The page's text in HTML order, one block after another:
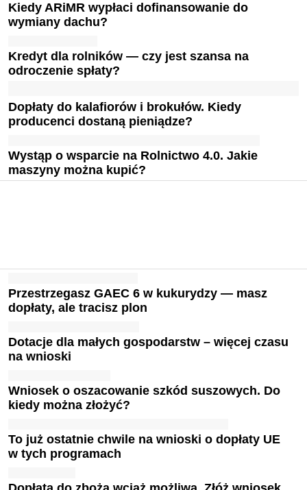
Kiedy ARiMR wypłaci dofinansowanie do
wymiany dachu?
Kredyt dla rolników — czy jest szansa na
odroczenie spłaty?
Dopłaty do kalafiorów i brokułów. Kiedy
producenci dostaną pieniądze?
Wystąp o wsparcie na Rolnictwo 4.0. Jakie
maszyny można kupić?
Przestrzegasz GAEC 6 w kukurydzy — masz
dopłaty, ale tracisz plon
Dotacje dla małych gospodarstw – więcej czasu
na wnioski
Wniosek o oszacowanie szkód suszowych. Do
kiedy można złożyć?
To już ostatnie chwile na wnioski o dopłaty UE
w tych programach